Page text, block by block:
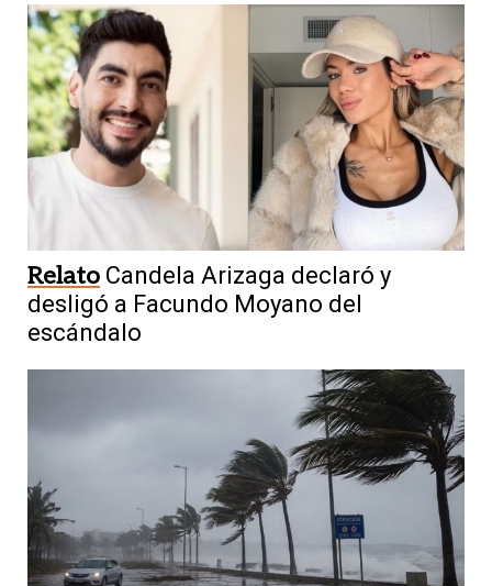
Relato Candela Arizaga declaró y
desligó a Facundo Moyano del
escándalo